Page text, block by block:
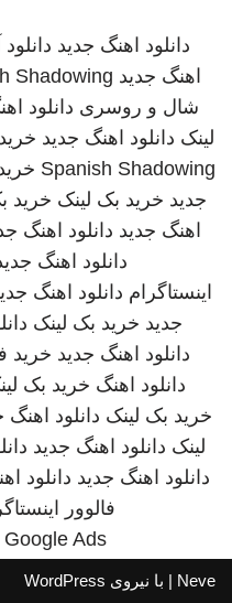
دانلود اهنگ جدید
اهنگ جدید Shadowing
شال و روسری دانلود
لینک دانلود اهنگ جدید
Spanish Shadowing
جدید خرید بک لینک خرید
اهنگ جدید دانلود اهنگ
دانلود اهنگ
اینستاگرام دانلود اهنگ
جدید خرید بک لینک
دانلود اهنگ جدید خرید
دانلود اهنگ خرید بک
خرید بک لینک دانلود اهنگ
لینک دانلود اهنگ جدید
دانلود اهنگ جدید دانلود
فالوور
Google Ads
Neve | با نیروی WordPress